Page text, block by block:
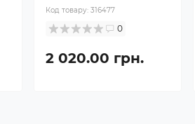
Код товару:316477
0
2 020.00 грн.